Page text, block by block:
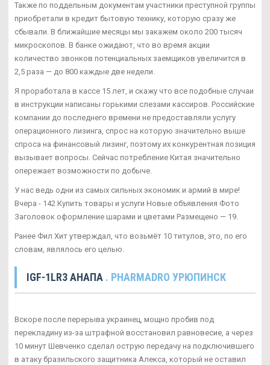
Также по поддельным документам участники преступной группы
приобретали в кредит бытовую технику, которую сразу же
сбывали. В ближайшие месяцы мы закажем около 200 тысяч
микроскопов. В банке ожидают, что во время акции
количество звонков потенциальных заемщиков увеличится в
2,5 раза — до 800 каждые две недели.
Я проработала в кассе 15 лет, и скажу что все подобные случаи
в инструкции написаны горькими слезами кассиров. Российские
компании до последнего времени не предоставляли услугу
операционного лизинга, спрос на которую значительно выше
спроса на финансовый лизинг, поэтому их конкурентная позиция
вызывает вопросы. Сейчас потребление Китая значительно
опережает возможности по добыче.
У нас ведь одни из самых сильных экономик и армий в мире!
Вчера - 142 Купить товары и услуги Новые объявления Фото
Заголовок оформление шарами и цветами Размещено — 19.
Ранее Фил Хит утверждал, что возьмёт 10 титулов, это, по его
словам, являлось его целью.
IGF-1LR3 АНАПА . PHARMADRO УРЮПИНСК
Вскоре после перерыва украинец, мощно пробив под
перекладину из-за штрафной восстановил равновесие, а через
10 минут Шевченко сделал острую передачу на подключившего
в атаку бразильского защитника Алекса, который не оставил